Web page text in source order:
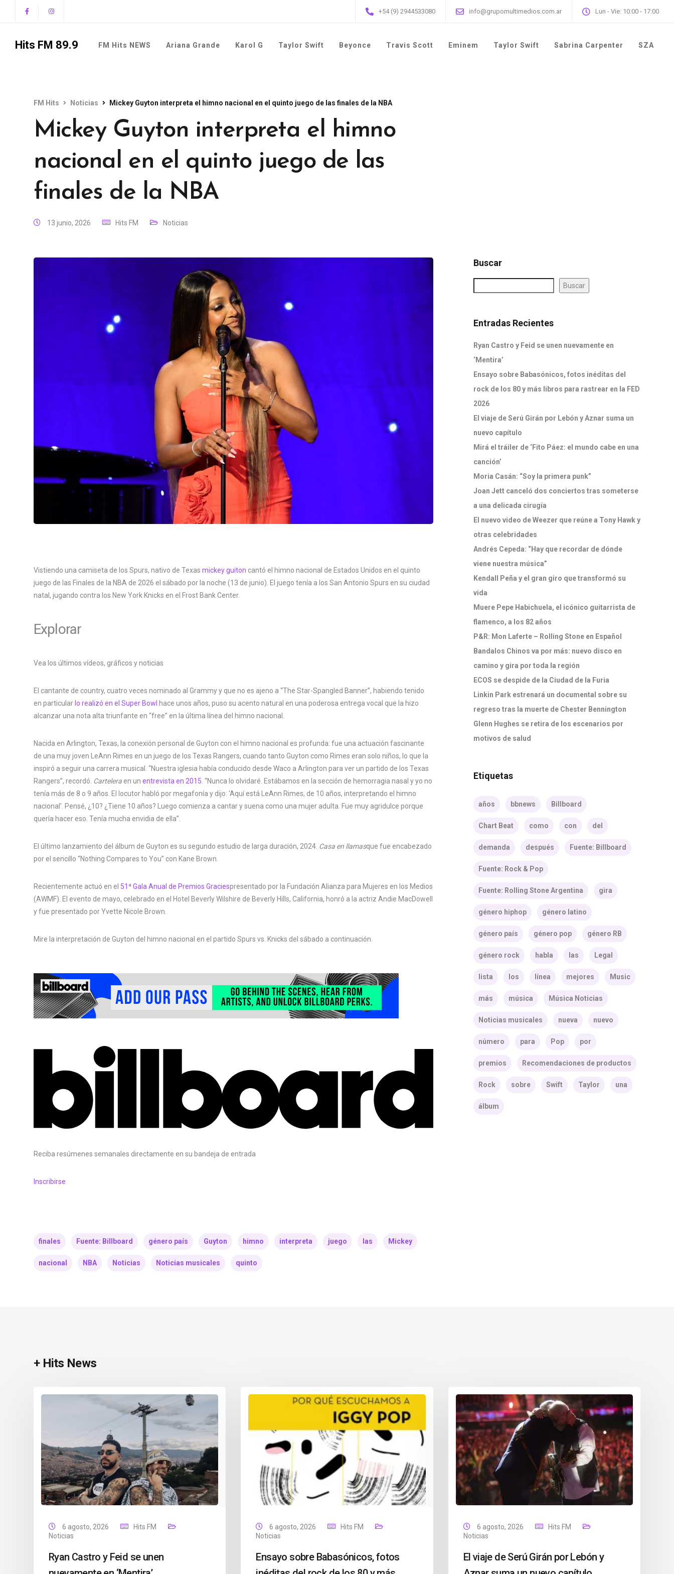
+54 (9) 2944533080 info@grupomultimedios.com.ar Lun - Vie: 10:00 - 17:00
Hits FM 89.9 FM Hits NEWS Ariana Grande Karol G Taylor Swift Beyonce Travis Scott Eminem Taylor Swift Sabrina Carpenter SZA
FM Hits Noticias Mickey Guyton interpreta el himno nacional en el quinto juego de las finales de la NBA
Mickey Guyton interpreta el himno
nacional en el quinto juego de las
finales de la NBA
13 junio, 2026 Hits FM Noticias
Vistiendo una camiseta de los Spurs, nativo de Texas mickey guiton cantó el himno nacional de Estados Unidos en el quinto
juego de las Finales de la NBA de 2026 el sábado por la noche (13 de junio). El juego tenía a los San Antonio Spurs en su ciudad
natal, jugando contra los New York Knicks en el Frost Bank Center.
Explorar
Vea los últimos vídeos, gráficos y noticias
El cantante de country, cuatro veces nominado al Grammy y que no es ajeno a “The Star-Spangled Banner”, habiendo tenido
en particularlo realizó en el Super Bowl hace unos años, puso su acento natural en una poderosa entrega vocal que la hizo
alcanzar una nota alta triunfante en “free” en la última línea del himno nacional.
Nacida en Arlington, Texas, la conexión personal de Guyton con el himno nacional es profunda: fue una actuación fascinante
de una muy joven LeAnn Rimes en un juego de los Texas Rangers, cuando tanto Guyton como Rimes eran solo niños, lo que la
inspiró a seguir una carrera musical. “Nuestra iglesia había conducido desde Waco a Arlington para ver un partido de los Texas
Rangers”, recordó. Cartelera en un entrevista en 2015 . “Nunca lo olvidaré. Estábamos en la sección de hemorragia nasal y yo no
tenía más de 8 o 9 años. El locutor habló por megafonía y dijo: 'Aquí está LeAnn Rimes, de 10 años, interpretando el himno
nacional'. Pensé, ¿10? ¿Tiene 10 años? Luego comienza a cantar y suena como una mujer adulta. Fue muy agridulce porque
quería hacer eso. Tenía mucha envidia de ella”.
El último lanzamiento del álbum de Guyton es su segundo estudio de larga duración, 2024. Casa en llamasque fue encabezado
por el sencillo “Nothing Compares to You” con Kane Brown.
Recientemente actuó en el 51ª Gala Anual de Premios Graciespresentado por la Fundación Alianza para Mujeres en los Medios
(AWMF). El evento de mayo, celebrado en el Hotel Beverly Wilshire de Beverly Hills, California, honró a la actriz Andie MacDowell
y fue presentado por Yvette Nicole Brown.
Mire la interpretación de Guyton del himno nacional en el partido Spurs vs. Knicks del sábado a continuación.
Reciba resúmenes semanales directamente en su bandeja de entrada
Inscribirse
finales Fuente: Billboard género país Guyton himno interpreta juego las Mickey
nacional NBA Noticias Noticias musicales quinto
Buscar
Buscar
Entradas Recientes
Ryan Castro y Feid se unen nuevamente en
‘Mentira’
Ensayo sobre Babasónicos, fotos inéditas del
rock de los 80 y más libros para rastrear en la FED
2026
El viaje de Serú Girán por Lebón y Aznar suma un
nuevo capítulo
Mirá el tráiler de ‘Fito Páez: el mundo cabe en una
canción’
Moria Casán: “Soy la primera punk”
Joan Jett canceló dos conciertos tras someterse
a una delicada cirugía
El nuevo video de Weezer que reúne a Tony Hawk y
otras celebridades
Andrés Cepeda: “Hay que recordar de dónde
viene nuestra música”
Kendall Peña y el gran giro que transformó su
vida
Muere Pepe Habichuela, el icónico guitarrista de
flamenco, a los 82 años
P&R: Mon Laferte – Rolling Stone en Español
Bandalos Chinos va por más: nuevo disco en
camino y gira por toda la región
ECOS se despide de la Ciudad de la Furia
Linkin Park estrenará un documental sobre su
regreso tras la muerte de Chester Bennington
Glenn Hughes se retira de los escenarios por
motivos de salud
Etiquetas
años bbnews Billboard
Chart Beat como con del
demanda después Fuente: Billboard
Fuente: Rock & Pop
Fuente: Rolling Stone Argentina gira
género hiphop género latino
género país género pop género RB
género rock habla las Legal
lista los línea mejores Music
más música Música Noticias
Noticias musicales nueva nuevo
número para Pop por
premios Recomendaciones de productos
Rock sobre Swift Taylor una
álbum
+ Hits News
6 agosto, 2026
Hits FM
Noticias
Ryan Castro y Feid se unen
6 agosto, 2026
Hits FM
Noticias
Ensayo sobre Babasónicos, fotos
6 agosto, 2026
Hits FM
Noticias
El viaje de Serú Girán por Lebón y